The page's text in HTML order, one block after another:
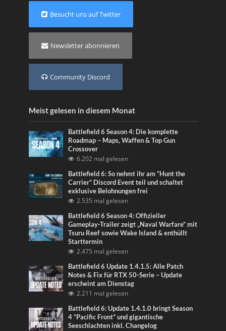
Besucht uns auf Twitter
Newsletter abonnieren
Community Discord
Meist gelesen in diesem Monat
Battlefield 6 Season 4: Die komplette
Roadmap – Maps, Waffen & Top Gun
Crossover
6.202 mal gelesen
Battlefield 6: So nehmt ihr am “Hunt the
Carrier” Discord Event teil und schaltet
exklusive Belohnungen frei
2.535 mal gelesen
Battlefield 6 Season 4: Offizieller
Gameplay-Trailer zeigt „Naval Warfare“ mit
Tsuru Reef sowie Wake Island & enthüllt
Starttermin
2.475 mal gelesen
Battlefield 6 Update 1.4.1.5: Alle Patch
Notes & Fix für RTX 50-Serie – Update
erscheint am Dienstag
2.211 mal gelesen
Battlefield 6: Update 1.4.1.0 bringt Season
4 “Pacific Front” und gigantische
Seeschlachten inkl. Changelog